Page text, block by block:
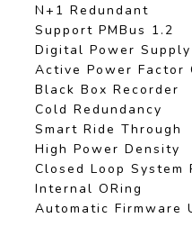
N+1 Redundant
Support PMBus 1.2
Digital Power Supply
Active Power Factor
Black Box Recorder
Cold Redundancy
Smart Ride Through
High Power Density
Closed Loop System
Internal ORing
Automatic Firmware